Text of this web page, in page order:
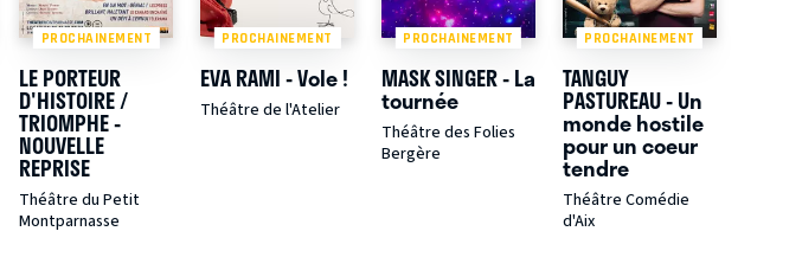
PROCHAINEMENT
LE PORTEUR
D'HISTOIRE /
TRIOMPHE -
NOUVELLE
REPRISE
Théâtre du Petit
Montparnasse
PROCHAINEMENT
EVA RAMI - Vole !
Théâtre de l'Atelier
PROCHAINEMENT
MASK SINGER - La
tournée
Théâtre des Folies
Bergère
PROCHAINEMENT
TANGUY
PASTUREAU - Un
monde hostile
pour un coeur
tendre
Théâtre Comédie
d'Aix